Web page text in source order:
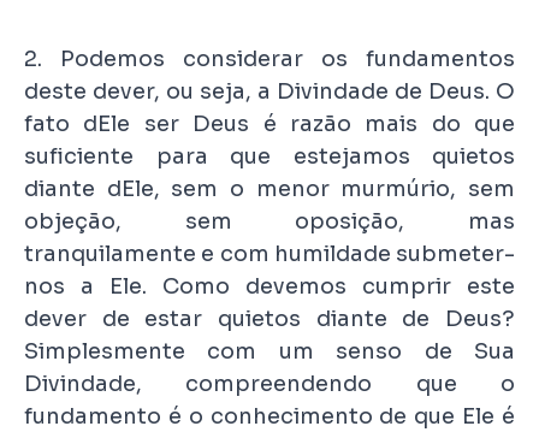
2. Podemos considerar os fundamentos
deste dever, ou seja, a Divindade de Deus. O
fato dEle ser Deus é razão mais do que
suficiente para que estejamos quietos
diante dEle, sem o menor murmúrio, sem
objeção, sem oposição, mas
tranquilamente e com humildade submeter-
nos a Ele. Como devemos cumprir este
dever de estar quietos diante de Deus?
Simplesmente com um senso de Sua
Divindade, compreendendo que o
fundamento é o conhecimento de que Ele é